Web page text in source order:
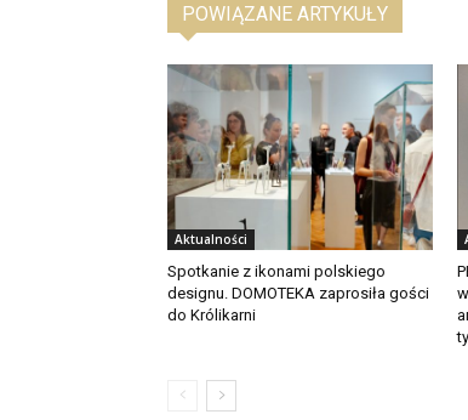
POWIĄZANE ARTYKUŁY
Aktualności
Spotkanie z ikonami polskiego
designu. DOMOTEKA zaprosiła gości
do Królikarni